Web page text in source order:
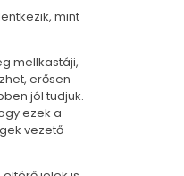
mint
mellkastáji,
erősen
jól tudjuk.
ezek a
vezető